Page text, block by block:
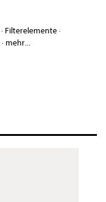
· Filterelemente·
· mehr...